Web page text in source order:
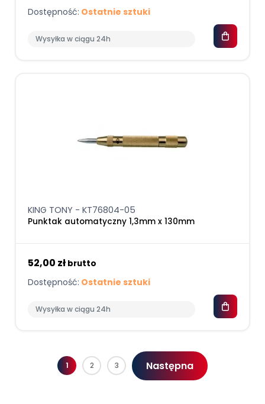
Dostępność: Ostatnie sztuki
Wysyłka w ciągu 24h
KING TONY - KT76804-05
Punktak automatyczny 1,3mm x 130mm
52,00 zł brutto
Dostępność: Ostatnie sztuki
Wysyłka w ciągu 24h
1 2 3 Następna